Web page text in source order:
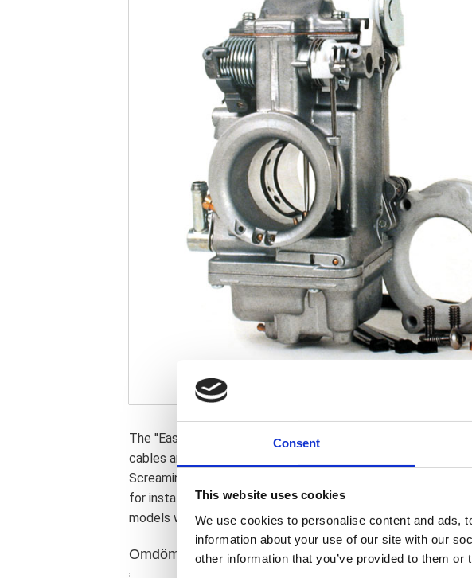
Consent
This website uses cookies
We use cookies to personalise content and ads,
information about your use of our site with our
other information that you’ve provided to them
The ''Easy carb kit'' requires the use of the stock CV
cables and air cleaner. A High performance K&N air filter
Screamin'' Eagle air cleaner kit can be used. - Re-use stock
for installation of any aftermarket air cleaner suitable for CV
models will need MCS 587010 headvent breather kit.
Omdömen